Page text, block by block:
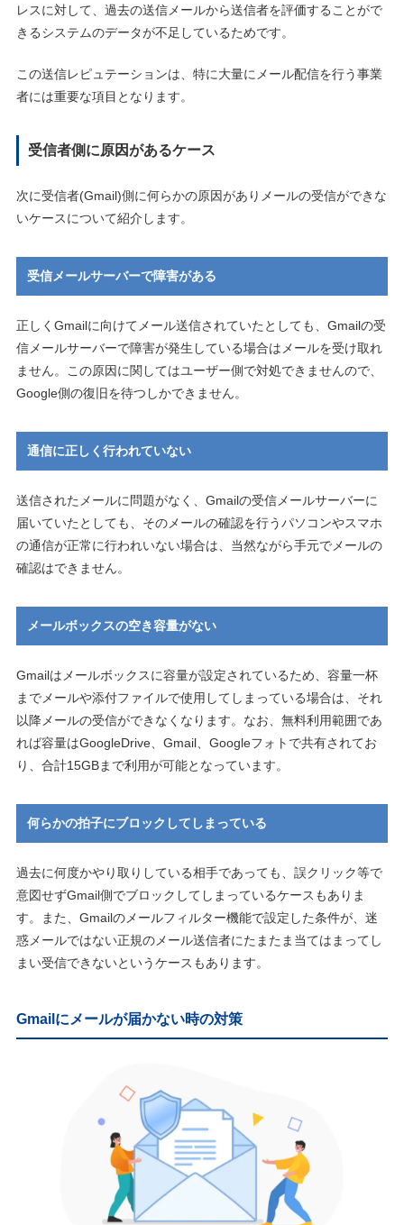
レスに対して、過去の送信メールから送信者を評価することがで
きるシステムのデータが不足しているためです。
この送信レピュテーションは、特に大量にメール配信を行う事業
者には重要な項目となります。
受信者側に原因があるケース
次に受信者(Gmail)側に何らかの原因がありメールの受信ができな
いケースについて紹介します。
受信メールサーバーで障害がある
正しくGmailに向けてメール送信されていたとしても、Gmailの受
信メールサーバーで障害が発生している場合はメールを受け取れ
ません。この原因に関してはユーザー側で対処できませんので、
Google側の復旧を待つしかできません。
通信に正しく行われていない
送信されたメールに問題がなく、Gmailの受信メールサーバーに
届いていたとしても、そのメールの確認を行うパソコンやスマホ
の通信が正常に行われいない場合は、当然ながら手元でメールの
確認はできません。
メールボックスの空き容量がない
Gmailはメールボックスに容量が設定されているため、容量一杯
までメールや添付ファイルで使用してしまっている場合は、それ
以降メールの受信ができなくなります。なお、無料利用範囲であ
れば容量はGoogleDrive、Gmail、Googleフォトで共有されてお
り、合計15GBまで利用が可能となっています。
何らかの拍子にブロックしてしまっている
過去に何度かやり取りしている相手であっても、誤クリック等で
意図せずGmail側でブロックしてしまっているケースもありま
す。また、Gmailのメールフィルター機能で設定した条件が、迷
惑メールではない正規のメール送信者にたまたま当てはまってし
まい受信できないというケースもあります。
Gmailにメールが届かない時の対策